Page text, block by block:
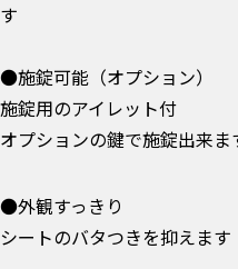
す
●施錠可能（オプション）
施錠用のアイレット付
オプションの鍵で施錠出来ま
●外観すっきり
シートのバタつきを抑えます